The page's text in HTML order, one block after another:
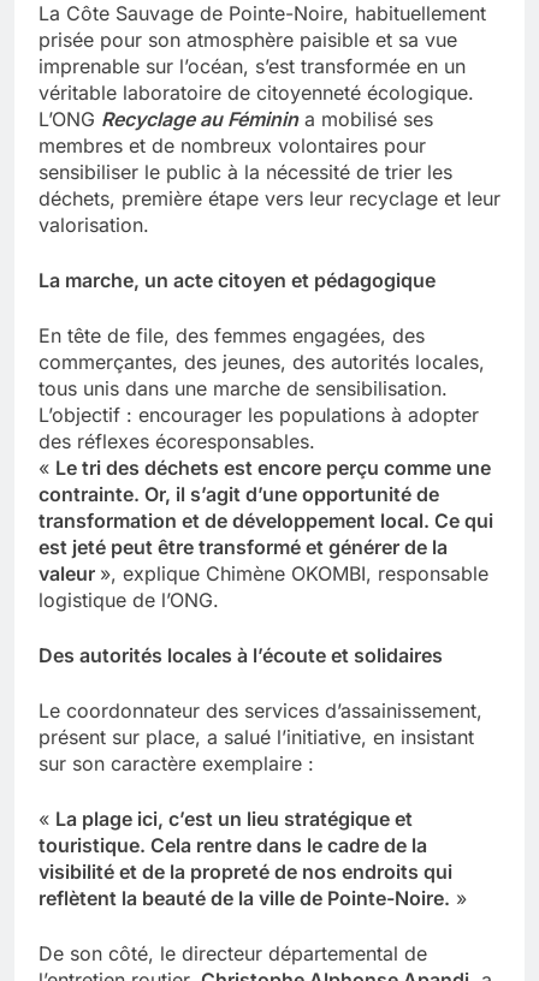
La Côte Sauvage de Pointe-Noire, habituellement
prisée pour son atmosphère paisible et sa vue
imprenable sur l’océan, s’est transformée en un
véritable laboratoire de citoyenneté écologique.
L’ONG Recyclage au Féminina mobilisé ses
membres et de nombreux volontaires pour
sensibiliser le public à la nécessité de trier les
déchets, première étape vers leur recyclage et leur
valorisation.
La marche, un acte citoyen et pédagogique
En tête de file, des femmes engagées, des
commerçantes, des jeunes, des autorités locales,
tous unis dans une marche de sensibilisation.
L’objectif : encourager les populations à adopter
des réflexes écoresponsables.
« Le tri des déchets est encore perçu comme une
contrainte. Or, il s’agit d’une opportunité de
transformation et de développement local. Ce qui
est jeté peut être transformé et générer de la
valeur », explique Chimène OKOMBI, responsable
logistique de l’ONG.
Des autorités locales à l’écoute et solidaires
Le coordonnateur des services d’assainissement,
présent sur place, a salué l’initiative, en insistant
sur son caractère exemplaire :
« La plage ici, c’est un lieu stratégique et
touristique. Cela rentre dans le cadre de la
visibilité et de la propreté de nos endroits qui
reflètent la beauté de la ville de Pointe-Noire. »
De son côté, le directeur départemental de